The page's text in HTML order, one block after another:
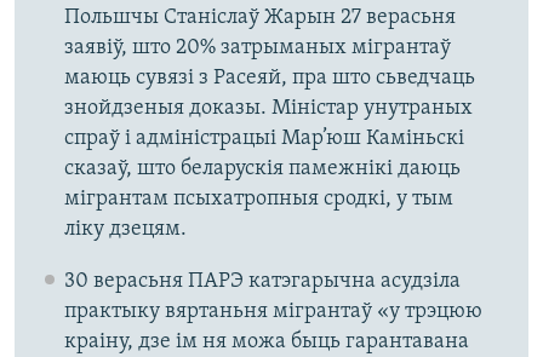
Польшчы Станіслаў Жарын 27 верасьня
заявіў, што 20% затрыманых мігрантаў
маюць сувязі з Расеяй, пра што сьведчаць
знойдзеныя доказы. Міністар унутраных
спраў і адміністрацыі Мар’юш Каміньскі
сказаў, што беларускія памежнікі даюць
мігрантам псыхатропныя сродкі, у тым
ліку дзецям.
30 верасьня ПАРЭ катэгарычна асудзіла
практыку вяртаньня мігрантаў «у трэцюю
краіну, дзе ім ня можа быць гарантавана